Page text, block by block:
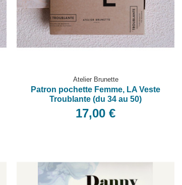
Atelier Brunette
Patron pochette Femme, LA Veste
Troublante (du 34 au 50)
17,00 €